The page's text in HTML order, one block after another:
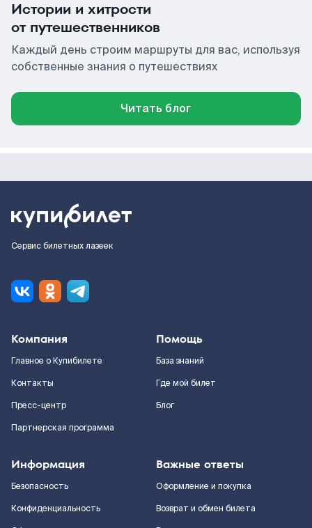
Истории и хитрости
от путешественников
Каждый день строим маршруты для вас, используя
собственные знания о путешествиях
Читать блог
Сервис билетных лазеек
Компания
Главное о Купибилете
Контакты
Пресс-центр
Партнерская программа
Помощь
База знаний
Где мой билет
Блог
Информация
Безопасность
Конфиденциальность
Важные ответы
Оформление и покупка
Возврат и обмен билета